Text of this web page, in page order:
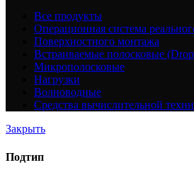
Все продукты
Операционная система
Поверхностного монтажа
Встраиваемые полосковые
Микрополосковые
Нагрузки
Волноводные
Средства вычислительной
Закрыть
Подтип